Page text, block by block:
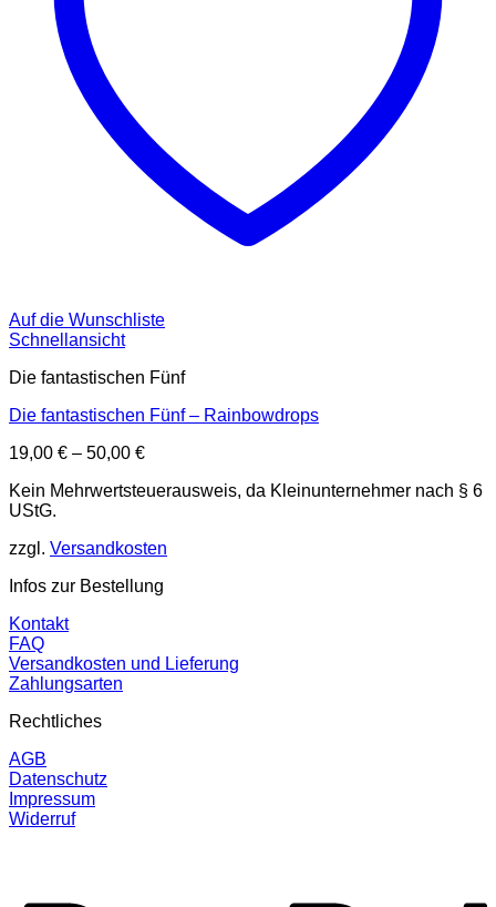
Auf die Wunschliste
Schnellansicht
Die fantastischen Fünf
Die fantastischen Fünf – Rainbowdrops
19,00 € – 50,00 €
Kein Mehrwertsteuerausweis, da Kleinunternehmer nach § 6
UStG.
zzgl. Versandkosten
Infos zur Bestellung
Kontakt
FAQ
Versandkosten und Lieferung
Zahlungsarten
Rechtliches
AGB
Datenschutz
Impressum
Widerruf